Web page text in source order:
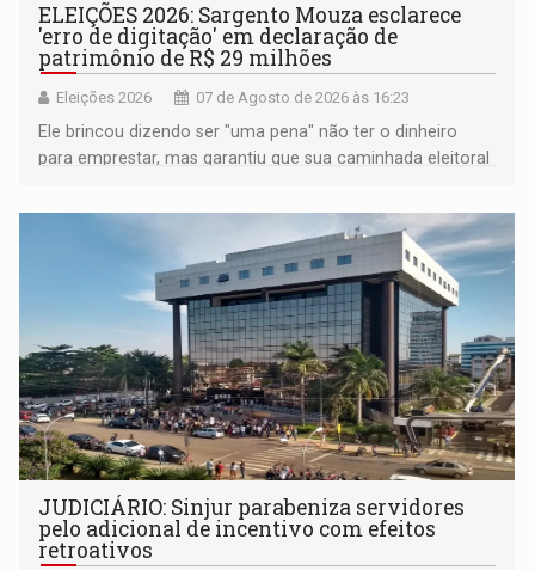
ELEIÇÕES 2026: Sargento Mouza esclarece
'erro de digitação' em declaração de
patrimônio de R$ 29 milhões
Eleições 2026 07 de Agosto de 2026 às 16:23
Ele brincou dizendo ser "uma pena" não ter o dinheiro
para emprestar, mas garantiu que sua caminhada eleitoral
JUDICIÁRIO: Sinjur parabeniza servidores
pelo adicional de incentivo com efeitos
retroativos